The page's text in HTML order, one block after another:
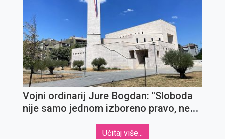
Vojni ordinarij Jure Bogdan: ''Sloboda
nije samo jednom izboreno pravo, nego
Učitaj više...